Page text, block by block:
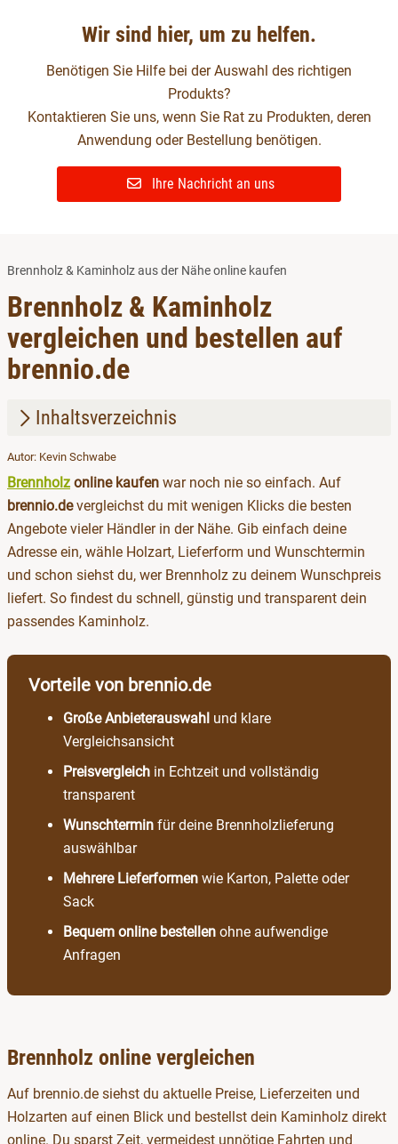
Wir sind hier, um zu helfen.
Benötigen Sie Hilfe bei der Auswahl des richtigen
Produkts?
Kontaktieren Sie uns, wenn Sie Rat zu Produkten, deren
Anwendung oder Bestellung benötigen.
Ihre Nachricht an uns
Brennholz & Kaminholz aus der Nähe online kaufen
Brennholz & Kaminholz
vergleichen und bestellen auf
brennio.de
Inhaltsverzeichnis
1. Brennholz online vergleichen
2. Lieferarten für Brennholz
3. Jetzt Brennholz online kaufen
Autor: Kevin Schwabe
Brennholz online kaufen war noch nie so einfach. Auf
brennio.devergleichst du mit wenigen Klicks die besten
Angebote vieler Händler in der Nähe. Gib einfach deine
Adresse ein, wähle Holzart, Lieferform und Wunschtermin
und schon siehst du, wer Brennholz zu deinem Wunschpreis
liefert. So findest du schnell, günstig und transparent dein
passendes Kaminholz.
Vorteile von brennio.de
Große Anbieterauswahl und klare
Vergleichsansicht
Preisvergleich in Echtzeit und vollständig
transparent
Wunschtermin für deine Brennholzlieferung
auswählbar
Mehrere Lieferformen wie Karton, Palette oder
Sack
Bequem online bestellen ohne aufwendige
Anfragen
Brennholz online vergleichen
Auf brennio.de siehst du aktuelle Preise, Lieferzeiten und
Holzarten auf einen Blick und bestellst dein Kaminholz direkt
online. Du sparst Zeit, vermeidest unnötige Fahrten und